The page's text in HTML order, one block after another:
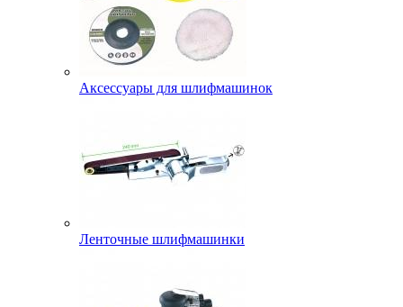
Аксессуары для шлифмашинок
Ленточные шлифмашинки